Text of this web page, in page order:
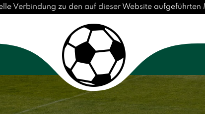
Verbindung zu den auf dieser Website